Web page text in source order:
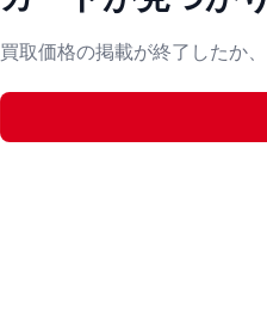
買取価格の掲載が終了したか